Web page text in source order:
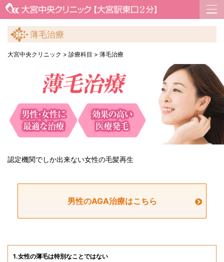
薄毛治療
大宮中央クリニック > 診療科目 > 薄毛治療
認定機関でしか出来ない女性の毛髪再生
男性のAGA治療はこちら
1.女性の薄毛は特別なことではない